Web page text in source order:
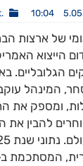
5.05.26
.WALL st
הייצוא
הגלובליים.
המינהל
ומספק
להבין את